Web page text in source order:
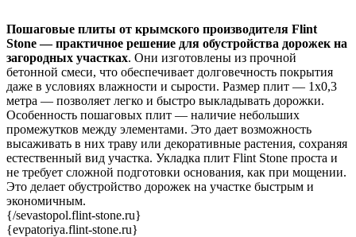
Пошаговые плиты от крымского производителя Flint
Stone — практичное решение для обустройства дорожек на
загородных участках. Они изготовлены из прочной
бетонной смеси, что обеспечивает долговечность покрытия
даже в условиях влажности и сырости. Размер плит — 1х0,3
метра — позволяет легко и быстро выкладывать дорожки.
Особенность пошаговых плит — наличие небольших
промежутков между элементами. Это дает возможность
высаживать в них траву или декоративные растения, сохраняя
естественный вид участка. Укладка плит Flint Stone проста и
не требует сложной подготовки основания, как при мощении.
Это делает обустройство дорожек на участке быстрым и
экономичным.
{/sevastopol.flint-stone.ru}
{evpatoriya.flint-stone.ru}